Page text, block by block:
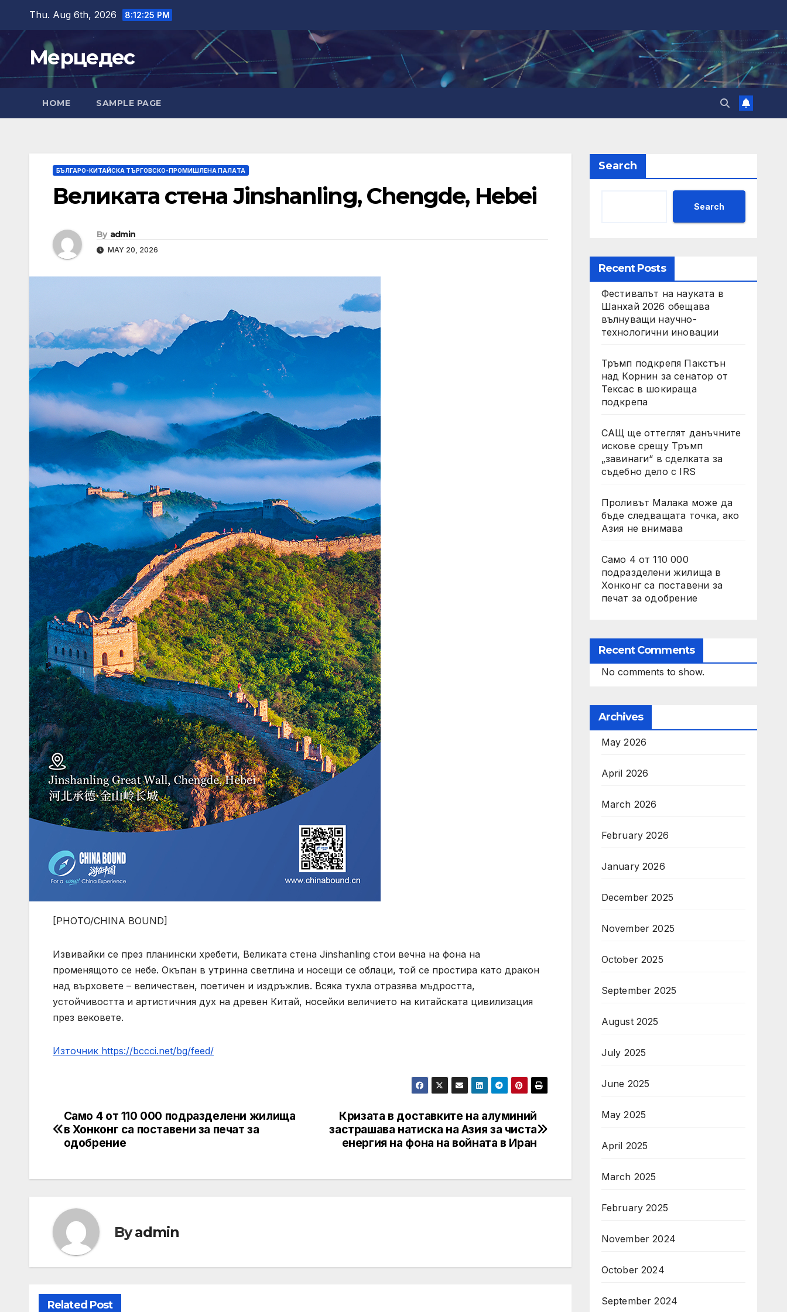
content
Thu. Aug 6th, 2026 8:12:26 PM
Мерцедес
HOME SAMPLE PAGE
БЪЛГАРО-КИТАЙСКА ТЪРГОВСКО-ПРОМИШЛЕНА ПАЛAТА
Великата стена Jinshanling, Chengde, Hebei
By admin
MAY 20, 2026
[PHOTO/CHINA BOUND]
Извивайки се през планински хребети, Великата стена Jinshanling стои вечна на фона на
променящото се небе. Окъпан в утринна светлина и носещи се облаци, той се простира като дракон
над върховете – величествен, поетичен и издръжлив. Всяка тухла отразява мъдростта,
устойчивостта и артистичния дух на древен Китай, носейки величието на китайската цивилизация
през вековете.
Източник https://bccci.net/bg/feed/
Post
navigation
Кризата в доставките на алуминий
застрашава натиска на Азия за чиста
енергия на фона на войната в Иран
Само 4 от 110 000 подразделени жилища
в Хонконг са поставени за печат за
одобрение
Byadmin
Related Post
Search
Search
Recent Posts
Фестивалът на науката в
Шанхай 2026 обещава
вълнуващи научно-
технологични иновации
Тръмп подкрепя Пакстън
над Корнин за сенатор от
Тексас в шокираща
подкрепа
САЩ ще оттеглят данъчните
искове срещу Тръмп
„завинаги“ в сделката за
съдебно дело с IRS
Проливът Малака може да
бъде следващата точка, ако
Азия не внимава
Само 4 от 110 000
подразделени жилища в
Хонконг са поставени за
печат за одобрение
Recent Comments
No comments to show.
Archives
May 2026
April 2026
March 2026
February 2026
January 2026
December 2025
November 2025
October 2025
September 2025
August 2025
July 2025
June 2025
May 2025
April 2025
March 2025
February 2025
November 2024
October 2024
September 2024